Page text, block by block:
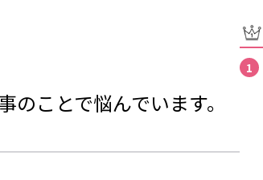
ことで悩んでいます。